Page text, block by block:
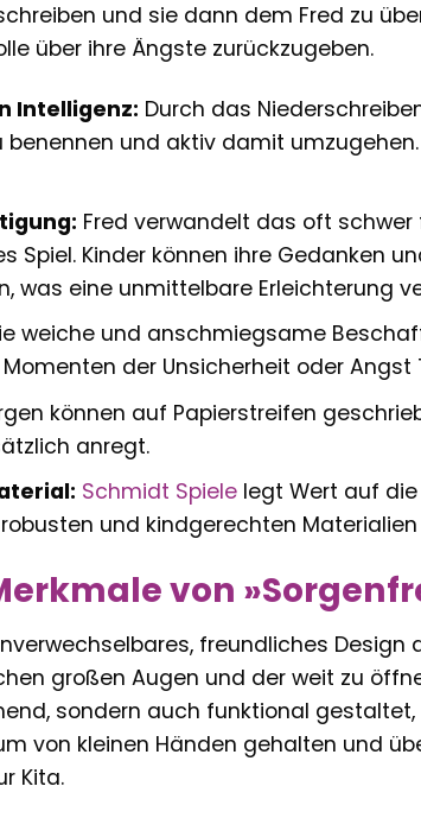
und sie dann dem Fred zu
über ihre Ängste zurückzugeben.
Intelligenz: Durch das
benennen und aktiv damit
Fred verwandelt das oft
Spiel. Kinder können ihre Gedanken
was eine unmittelbare Erleichterung
weiche und anschmiegsame
der Unsicherheit oder Angst
können auf Papierstreifen
anregt.
Schmidt Spielelegt Wert auf die
und kindgerechten
von
freundliches Design
großen Augen und der weit zu
sondern auch funktional gestaltet,
von kleinen Händen gehalten und
Kita.